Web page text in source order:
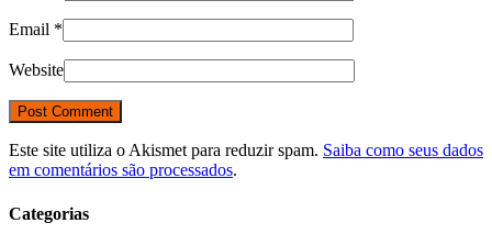
Email *
Website
Este site utiliza o Akismet para reduzir spam. Saiba como seus dados
em comentários são processados.
Categorias